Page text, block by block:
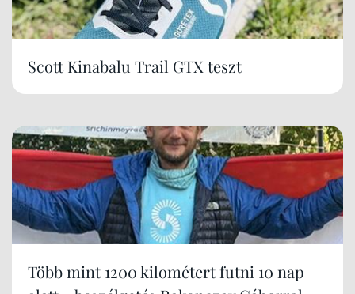
Scott Kinabalu Trail GTX teszt
Több mint 1200 kilométert futni 10 nap